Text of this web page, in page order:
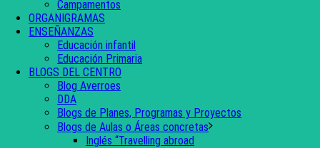
Campamentos
ORGANIGRAMAS
ENSEÑANZAS
Educación infantil
Educación Primaria
BLOGS DEL CENTRO
Blog Averroes
DDA
Blogs de Planes, Programas y Proyectos
Blogs de Aulas o Áreas concretas
Inglés “Travelling abroad